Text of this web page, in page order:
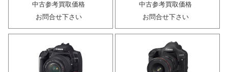
中古参考買取価格
お問合せ下さい
中古参考買取価格
お問合せ下さい